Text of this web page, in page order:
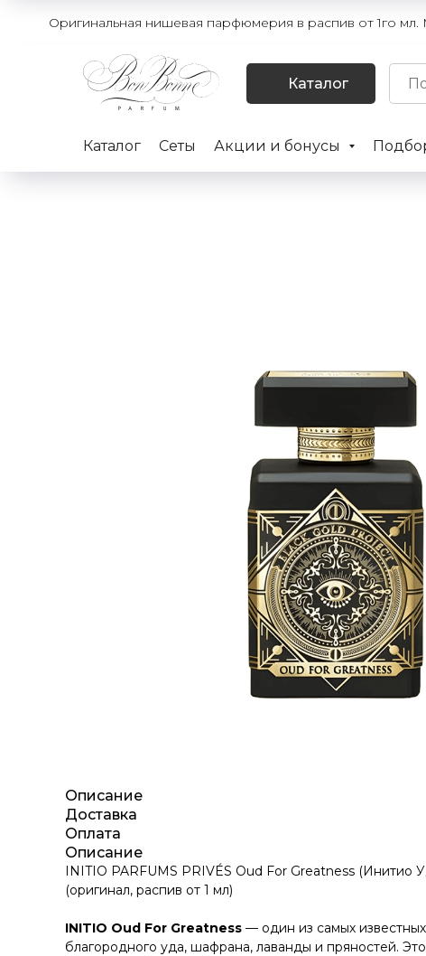
Оригинальная нишевая парфюмерия в распив от 1го мл.
Каталог
Каталог Сеты Акции и бонусы
Описание
Доставка
Оплата
Описание
INITIO PARFUMS PRIVÉS Oud For Greatness
(оригинал, распив от 1 мл)
INITIO Oud For Greatness — один из самых
благородного уда, шафрана, лаванды и пряностей.